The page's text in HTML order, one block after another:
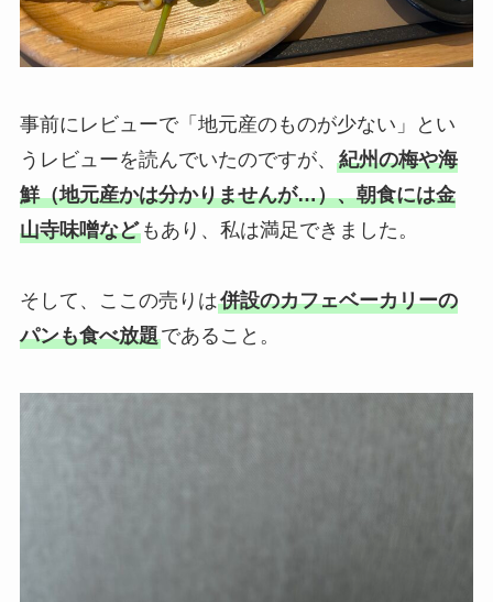
事前にレビューで「地元産のものが少ない」とい
うレビューを読んでいたのですが、 紀州の梅や海
鮮（地元産かは分かりませんが…）、朝食には金
山寺味噌などもあり、私は満足できました。
そして、ここの売りは併設のカフェベーカリーの
パンも食べ放題であること。